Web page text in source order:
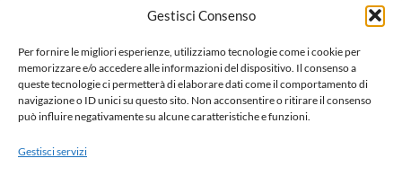
Gestisci Consenso
Per fornire le migliori esperienze, utilizziamo tecnologie come i cookie per
memorizzare e/o accedere alle informazioni del dispositivo. Il consenso a
queste tecnologie ci permetterà di elaborare dati come il comportamento di
navigazione o ID unici su questo sito. Non acconsentire o ritirare il consenso
può influire negativamente su alcune caratteristiche e funzioni.
Gestisci servizi
L’ex Savona gli ha suggerito di mettersi alla prova in Premier
Leggi di più
Paginazione